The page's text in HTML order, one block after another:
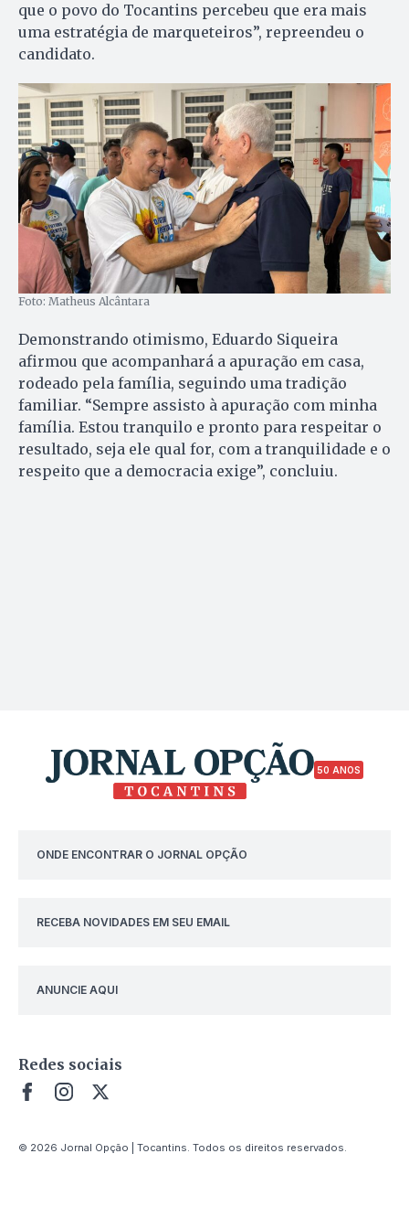
que o povo do Tocantins percebeu que era mais
uma estratégia de marqueteiros”, repreendeu o
candidato.
Foto: Matheus Alcântara
Demonstrando otimismo, Eduardo Siqueira
afirmou que acompanhará a apuração em casa,
rodeado pela família, seguindo uma tradição
familiar. “Sempre assisto à apuração com minha
família. Estou tranquilo e pronto para respeitar o
resultado, seja ele qual for, com a tranquilidade e o
respeito que a democracia exige”, concluiu.
50 ANOS
ONDE ENCONTRAR O JORNAL OPÇÃO
RECEBA NOVIDADES EM SEU EMAIL
ANUNCIE AQUI
Redes sociais
© 2026 Jornal Opção | Tocantins. Todos os direitos reservados.